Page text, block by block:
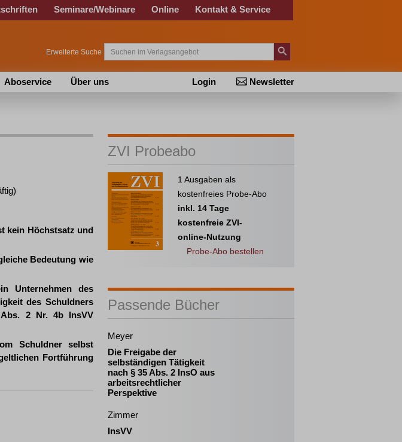
Seminare/Webinare Online Kontakt & Service
Erweiterte Suche
Aboservice Über uns Newsletter
Login
kein Höchstsatz und
Bedeutung wie
Unternehmen des
des Schuldners
2 Nr. 4b InsVV
Schuldner selbst
Fortführung
ZVI Probeabo
1 Ausgaben als
kostenfreies Probe-Abo
inkl. 14 Tage
kostenfreie ZVI-
online-Nutzung
Probe-Abo bestellen
Passende Bücher
Meyer
Die Freigabe der
selbständigen Tätigkeit
nach § 35 Abs. 2 InsO aus
arbeitsrechtlicher
Perspektive
Zimmer
InsVV